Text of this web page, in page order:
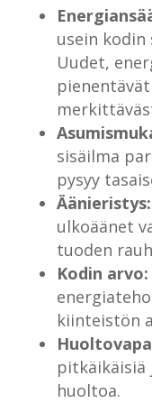
usein kodin
Uudet,
sisäilma
pysyy
Äänieristys:
ulkoäänet
tuoden
Kodin arvo:
kiinteistön
pitkäikäisiä
huoltoa.